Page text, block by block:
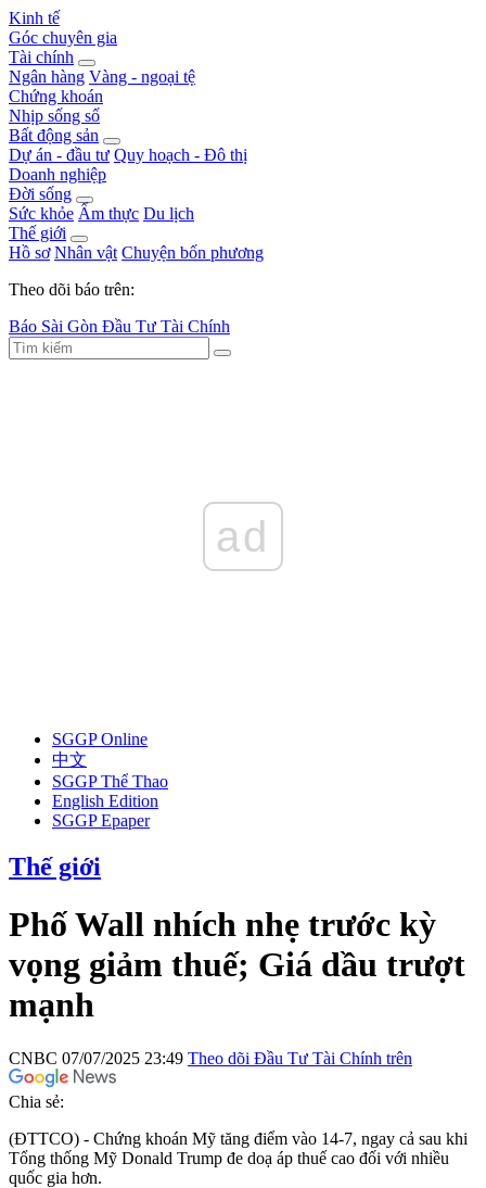
Kinh tế
Góc chuyên gia
Tài chính
Ngân hàng Vàng - ngoại tệ
Chứng khoán
Nhịp sống số
Bất động sản
Dự án - đầu tư Quy hoạch - Đô thị
Doanh nghiệp
Đời sống
Sức khỏe Ẩm thực Du lịch
Thế giới
Hồ sơ Nhân vật Chuyện bốn phương
Theo dõi báo trên:
Báo Sài Gòn Đầu Tư Tài Chính
ad
SGGP Online
中文
SGGP Thể Thao
English Edition
SGGP Epaper
Thế giới
Phố Wall nhích nhẹ trước kỳ
vọng giảm thuế; Giá dầu trượt
mạnh
CNBC 07/07/2025 23:49 Theo dõi Đầu Tư Tài Chính trên
Chia sẻ:
(ĐTTCO) - Chứng khoán Mỹ tăng điểm vào 14-7, ngay cả sau khi
Tổng thống Mỹ Donald Trump đe doạ áp thuế cao đối với nhiều
quốc gia hơn.